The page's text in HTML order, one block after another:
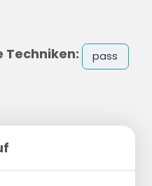
Techniken: pass